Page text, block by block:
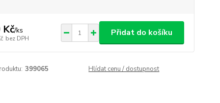
Kč/ks
bez DPH
Přidat do košíku
399065 Hlídat cenu / dostupnost